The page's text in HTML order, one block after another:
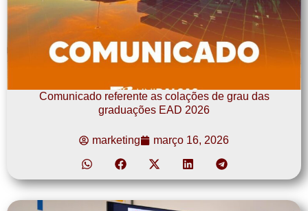
Comunicado referente as colações de grau das
graduações EAD 2026
marketing março 16, 2026